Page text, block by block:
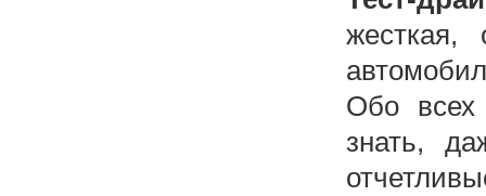
жесткая,
Обо всех
знать,